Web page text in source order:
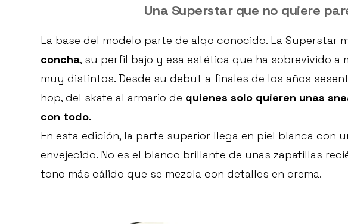
Una Superstar que no quiere
La base del modelo parte de algo conocido. La Superstar
concha, su perfil bajo y esa estética que ha sobrevivido a
muy distintos. Desde su debut a finales de los años
hop, del skate al armario de quienes solo quieren unas
con todo.
En esta edición, la parte superior llega en piel blanca con
envejecido. No es el blanco brillante de unas zapatillas
tono más cálido que se mezcla con detalles en crema.